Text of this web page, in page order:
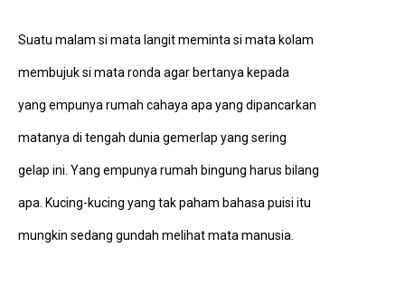
Suatu malam si mata langit meminta si mata kolam
membujuk si mata ronda agar bertanya kepada
yang empunya rumah cahaya apa yang dipancarkan
matanya di tengah dunia gemerlap yang sering
gelap ini. Yang empunya rumah bingung harus bilang
apa. Kucing-kucing yang tak paham bahasa puisi itu
mungkin sedang gundah melihat mata manusia.